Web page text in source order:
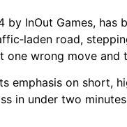
by InOut Games,
road,
wrong move
emphasis on short,
in under two